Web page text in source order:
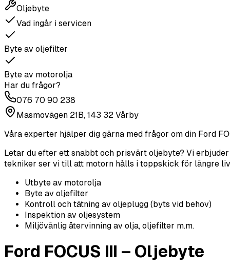
Oljebyte
Vad ingår i servicen
Byte av oljefilter
Byte av motorolja
Har du frågor?
076 70 90 238
Masmovägen 21B, 143 32 Vårby
Våra experter hjälper dig gärna med frågor om din Ford
Letar du efter ett snabbt och prisvärt oljebyte? Vi
tekniker ser vi till att motorn hålls i toppskick för längre
Utbyte av motorolja
Byte av oljefilter
Kontroll och tätning av oljeplugg (byts vid behov)
Inspektion av oljesystem
Miljövänlig återvinning av olja, oljefilter m.m.
Ford FOCUS III – Oljebyte